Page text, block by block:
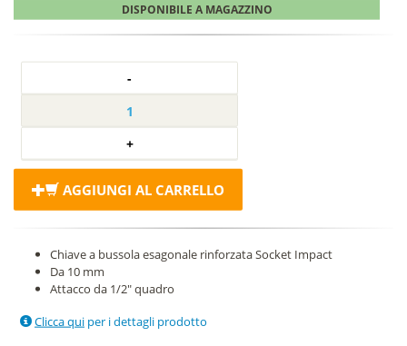
DISPONIBILE A MAGAZZINO
AGGIUNGI AL CARRELLO
Chiave a bussola esagonale rinforzata Socket Impact
Da 10 mm
Attacco da 1/2" quadro
Clicca qui per i dettagli prodotto